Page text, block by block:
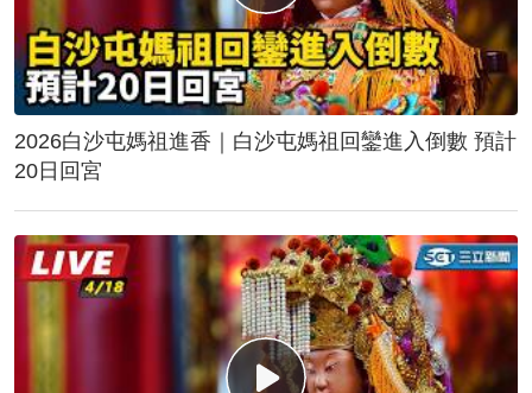
2026白沙屯媽祖進香｜白沙屯媽祖回鑾進入倒數 預計
20日回宮